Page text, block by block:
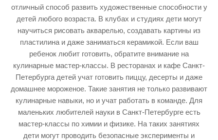
отличный способ развить художественные способности у
детей любого возраста. В клубах и студиях дети могут
научиться рисовать акварелью, создавать картины из
пластилина и даже заниматься керамикой. Если ваш
ребенок любит готовить, обратите внимание на
кулинарные мастер-классы. В ресторанах и кафе Санкт-
Петербурга детей учат готовить пиццу, десерты и даже
домашнее мороженое. Такие занятия не только развивают
кулинарные навыки, но и учат работать в команде. Для
маленьких любителей науки в Санкт-Петербурге есть
мастер-классы по химии и физике. На таких занятиях
дети могут проводить безопасные эксперименты и